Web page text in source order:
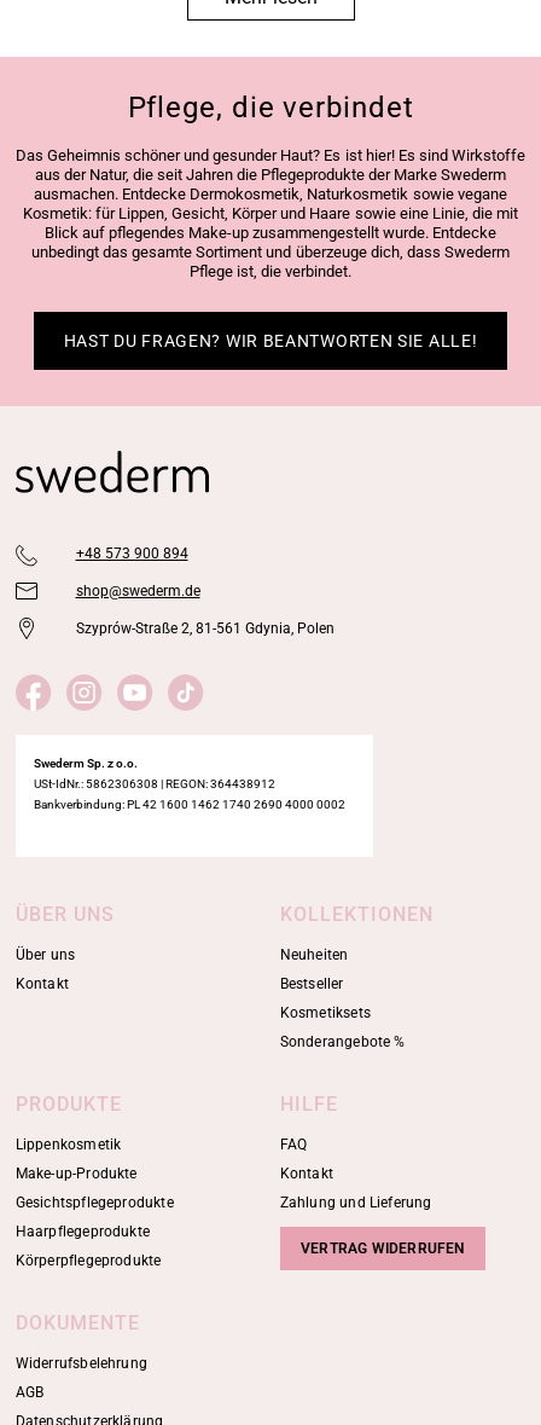
Pflege, die verbindet
Das Geheimnis schöner und gesunder Haut? Es ist hier! Es sind Wirkstoffe
aus der Natur, die seit Jahren die Pflegeprodukte der Marke Swederm
ausmachen. Entdecke Dermokosmetik, Naturkosmetik sowie vegane
Kosmetik: für Lippen, Gesicht, Körper und Haare sowie eine Linie, die mit
Blick auf pflegendes Make-up zusammengestellt wurde. Entdecke
unbedingt das gesamte Sortiment und überzeuge dich, dass Swederm
Pflege ist, die verbindet.
HAST DU FRAGEN? WIR BEANTWORTEN SIE ALLE!
+48 573 900 894
shop@swederm.de
Szyprów-Straße 2, 81-561 Gdynia, Polen
Swederm Sp. z o.o.
USt-IdNr.: 5862306308 | REGON: 364438912
Bankverbindung: PL 42 1600 1462 1740 2690 4000 0002
ÜBER UNS
Über uns
Kontakt
KOLLEKTIONEN
Neuheiten
Bestseller
Kosmetiksets
Sonderangebote %
PRODUKTE
Lippenkosmetik
Make-up-Produkte
Gesichtspflegeprodukte
Haarpflegeprodukte
Körperpflegeprodukte
HILFE
FAQ
Kontakt
Zahlung und Lieferung
VERTRAG WIDERRUFEN
DOKUMENTE
Widerrufsbelehrung
AGB
Datenschutzerklärung